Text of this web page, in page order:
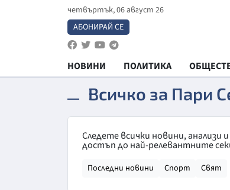
четвъртък, 06 август 26
АБОНИРАЙ СЕ
НОВИНИ ПОЛИТИКА
Всичко за Пари
Следете всички новини,
достъп до най-релевантните
Последни новини Спорт Свят